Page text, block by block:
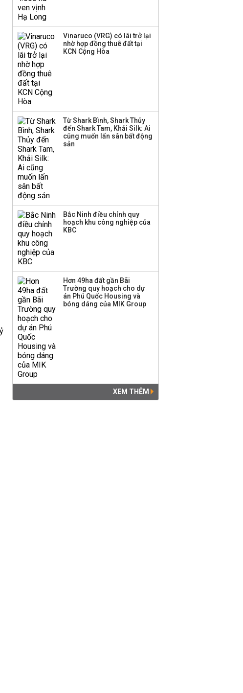
thanh lý toàn bộ cửa
hàng
Công ty 100 tỷ của
Huấn Hoa Hồng bỗng
dưng ‘biến mất’, một
Vinaruco (VRG) có lãi trở lại
nhờ hợp đồng thuê đất tại
KCN Cộng Hòa
Từ Shark Bình, Shark Thủy
đến Shark Tam, Khải Silk: Ai
cũng muốn lấn sân bất động
sản
Bắc Ninh điều chỉnh quy
hoạch khu công nghiệp của
KBC
Hơn 49ha đất gần Bãi
Trường quy hoạch cho dự
án Phú Quốc Housing và
bóng dáng của MIK Group
XEM THÊM